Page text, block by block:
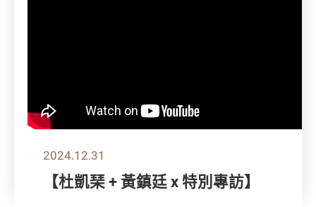
2024.12.31
【杜凱琹 + 黃鎮廷 x 特別專訪】